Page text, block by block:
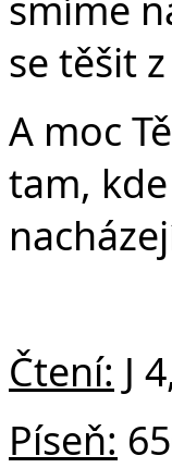
se těšit
A moc
tam,
Čtení: J
Píseň: